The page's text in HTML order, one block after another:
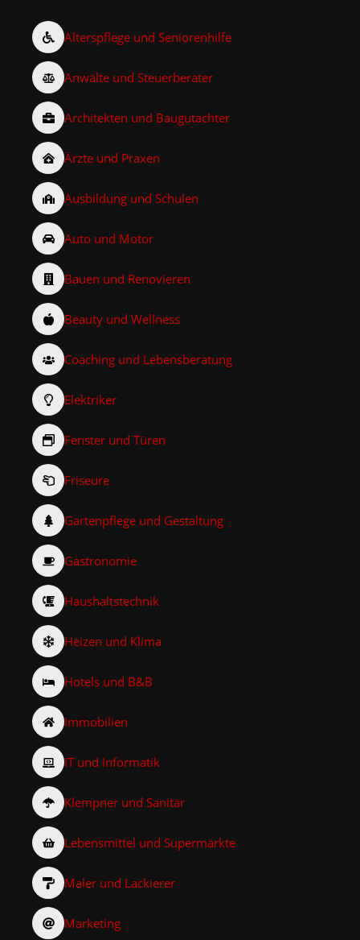
Alterspflege und Seniorenhilfe
Anwälte und Steuerberater
Architekten und Baugutachter
Ärzte und Praxen
Ausbildung und Schulen
Auto und Motor
Bauen und Renovieren
Beauty und Wellness
Coaching und Lebensberatung
Elektriker
Fenster und Türen
Friseure
Gartenpflege und Gestaltung
Gastronomie
Haushaltstechnik
Heizen und Klima
Hotels und B&B
Immobilien
IT und Informatik
Klempner und Sanitär
Lebensmittel und Supermärkte
Maler und Lackierer
Marketing